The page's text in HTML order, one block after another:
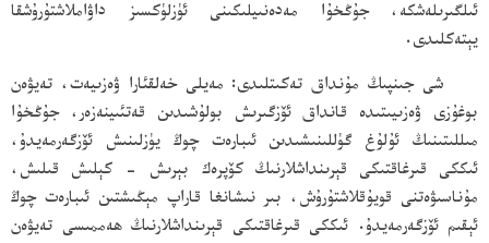
ئىلگىرىلەشكە، جۇڭخۇا مەدەنىيلىكىنى ئۈزلۈكسىز داۋاملاشتۇرۇشقا
يېتەكلىدى.
شى جىنپىڭ مۇنداق تەكىتلىدى: مەيلى خەلقئارا ۋەزىيەت، تەيۋەن
بوغۇزى ۋەزىيىتىدە قانداق ئۆزگىرىش بولۇشىدىن قەتئىينەزەر، جۇڭخۇا
مىللىتىنىڭ ئۇلۇغ گۈللىنىشىدىن ئىبارەت چوڭ يۈزلىنىش ئۆزگەرمەيدۇ،
ئىككى قىرغاقتىكى قېرىنداشلارنىڭ كۆپرەك بېرىش - كېلىش قىلىش،
مۇناسىۋەتنى قويۇقلاشتۇرۇش، بىر نىشانغا قاراپ مېڭىشتىن ئىبارەت چوڭ
ئېقىم ئۆزگەرمەيدۇ. ئىككى قىرغاقتىكى قېرىنداشلارنىڭ ھەممىسى تەيۋەن